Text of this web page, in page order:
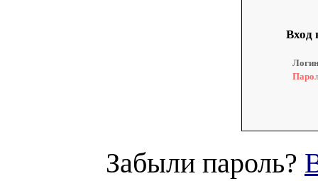
Вход
Забыли пароль?